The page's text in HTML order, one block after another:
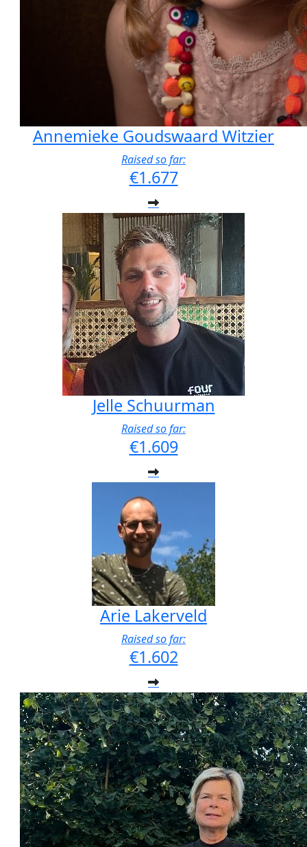
Annemieke Goudswaard Witzier
Raised so far:
€1.677
Jelle Schuurman
Raised so far:
€1.609
Arie Lakerveld
Raised so far:
€1.602